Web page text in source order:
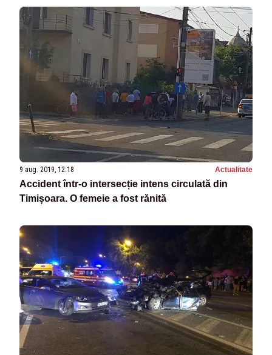
9 aug. 2019, 12:18 Actualitate
Accident într-o intersecție intens circulată din
Timișoara. O femeie a fost rănită